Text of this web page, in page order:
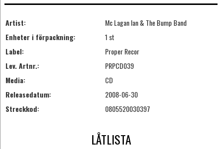
Artist:
Mc Lagan Ian & The Bump Band
Enheter i förpackning:
1 st
Label:
Proper Recor
Lev. Artnr.:
PRPCD039
Media:
CD
Releasedatum:
2008-06-30
Streckkod:
0805520030397
LÅTLISTA